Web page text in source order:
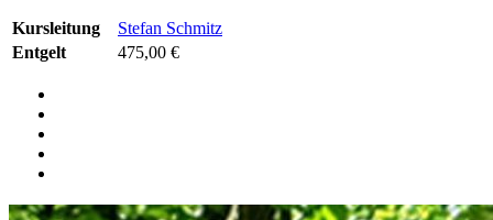
Kursleitung
Stefan Schmitz
Entgelt
475,00 €